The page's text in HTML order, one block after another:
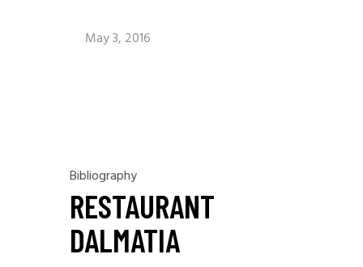
May 3, 2016
Bibliography
RESTAURANT
DALMATIA